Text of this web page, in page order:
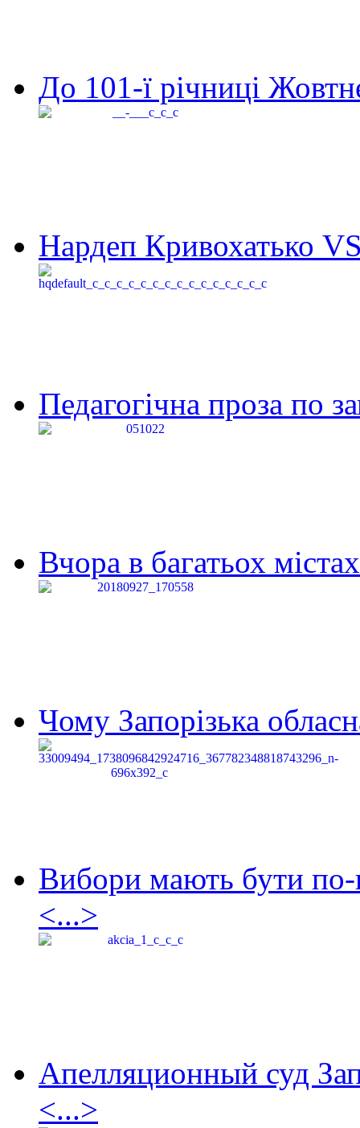
До 101-ї річниці
Нардеп Кривохатько
Педагогічна проза по
Вчора в багатьох
Чому Запорізька
Вибори мають бути по-
<...>
Апелляционный суд
<...>